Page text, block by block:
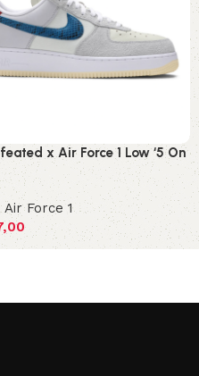
x Air Force 1 Low ‘5 On
Air Force 1
selecteren